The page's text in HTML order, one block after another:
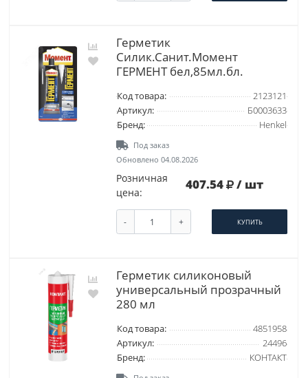
Герметик
Силик.Санит.Момент
ГЕРМЕНТ бел,85мл.бл.
Код товара:
2123121
Артикул:
Б0003633
Бренд:
Henkel
Под заказ
Обновлено 04.08.2026
Розничная
цена:
407.54 / шт
- + КУПИТЬ
Герметик силиконовый
универсальный прозрачный
280 мл
Код товара:
4851958
Артикул:
24496
Бренд:
КОНТАКТ